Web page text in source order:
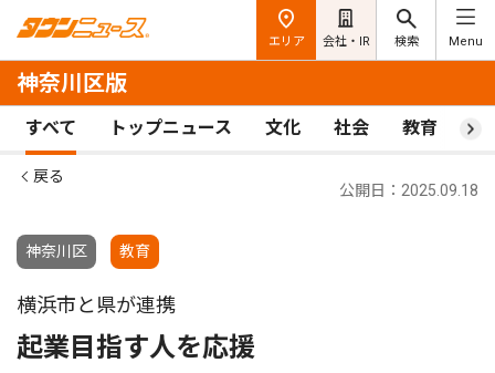
エリア 会社・IR 検索 Menu
神奈川区版
すべて トップニュース 文化 社会 教育 ス
戻る
神奈川区 教育
公開日：2025.09.18
横浜市と県が連携
起業目指す人を応援